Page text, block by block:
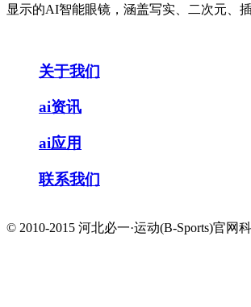
显示的AI智能眼镜，涵盖写实、二次元、
关于我们
ai资讯
ai应用
联系我们
© 2010-2015 河北必一·运动(B-Sports)官网